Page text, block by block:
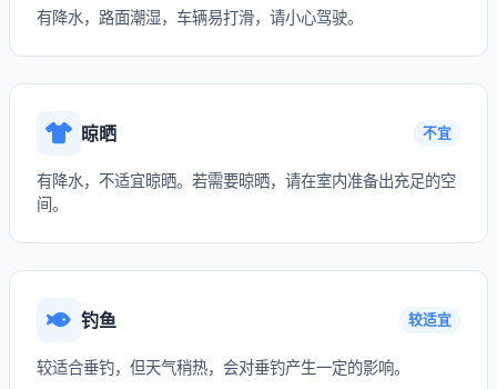
有降水，路面潮湿，车辆易打滑，请小心驾驶。
晾晒 不宜
有降水，不适宜晾晒。若需要晾晒，请在室内准备出充足的空
间。
钓鱼 较适宜
较适合垂钓，但天气稍热，会对垂钓产生一定的影响。